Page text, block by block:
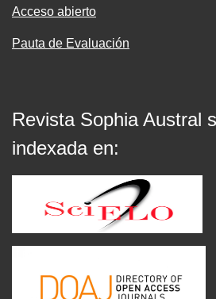
Acceso abierto
Pauta de Evaluación
Revista Sophia Austral
indexada en: